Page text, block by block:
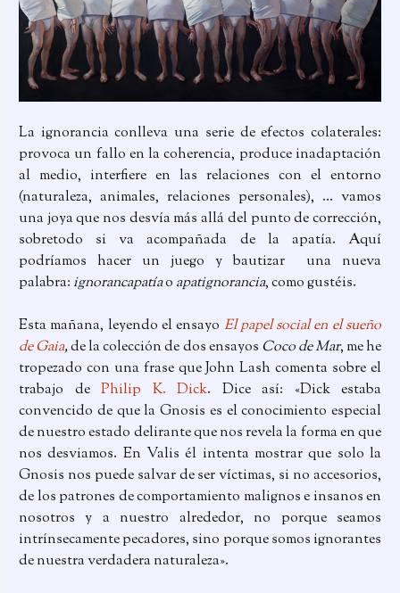
La ignorancia conlleva una serie de efectos colaterales:
provoca un fallo en la coherencia, produce inadaptación
al medio, interfiere en las relaciones con el entorno
(naturaleza, animales, relaciones personales), … vamos
una joya que nos desvía más allá del punto de corrección,
sobretodo si va acompañada de la apatía. Aquí
podríamos hacer un juego y bautizar una nueva
palabra: ignorancapatíao apatignorancia, como gustéis.
Esta mañana, leyendo el ensayo El papel social en el sueño
de Gaia,de la colección de dos ensayos Coco de Mar, me he
tropezado con una frase que John Lash comenta sobre el
trabajo de Philip K. Dick. Dice así: «Dick estaba
convencido de que la Gnosis es el conocimiento especial
de nuestro estado delirante que nos revela la forma en que
nos desviamos. En Valis él intenta mostrar que solo la
Gnosis nos puede salvar de ser víctimas, si no accesorios,
de los patrones de comportamiento malignos e insanos en
nosotros y a nuestro alrededor, no porque seamos
intrínsecamente pecadores, sino porque somos ignorantes
de nuestra verdadera naturaleza».